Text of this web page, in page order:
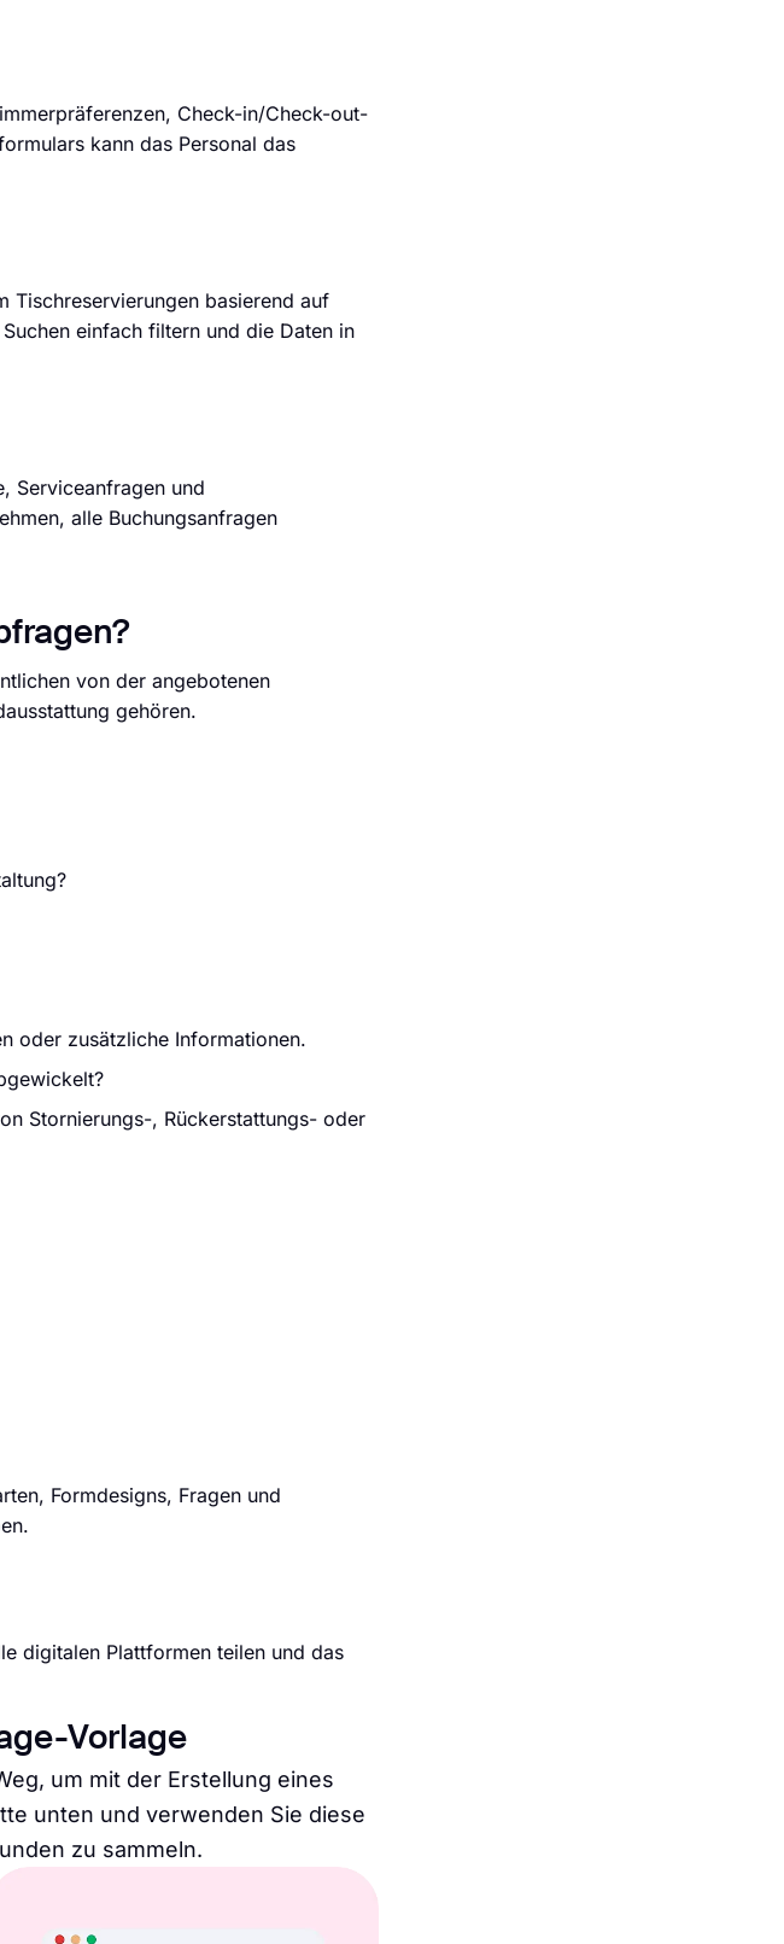
Check-in/Check-out-
kann das Personal das
Tischreservierungen basierend auf
einfach filtern und die Daten in
Serviceanfragen und
alle Buchungsanfragen
von der angebotenen
gehören.
oder zusätzliche Informationen.
Stornierungs-, Rückerstattungs- oder
Formdesigns, Fragen und
digitalen Plattformen teilen und das
Vorlage
um mit der Erstellung eines
unten und verwenden Sie diese
zu sammeln.